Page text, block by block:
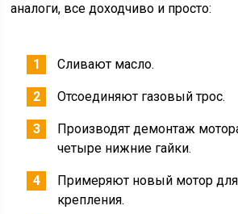
аналоги, все доходчиво и просто:
Сливают масло.
Отсоединяют газовый трос.
Производят демонтаж
четыре нижние гайки.
Примеряют новый мотор
крепления.